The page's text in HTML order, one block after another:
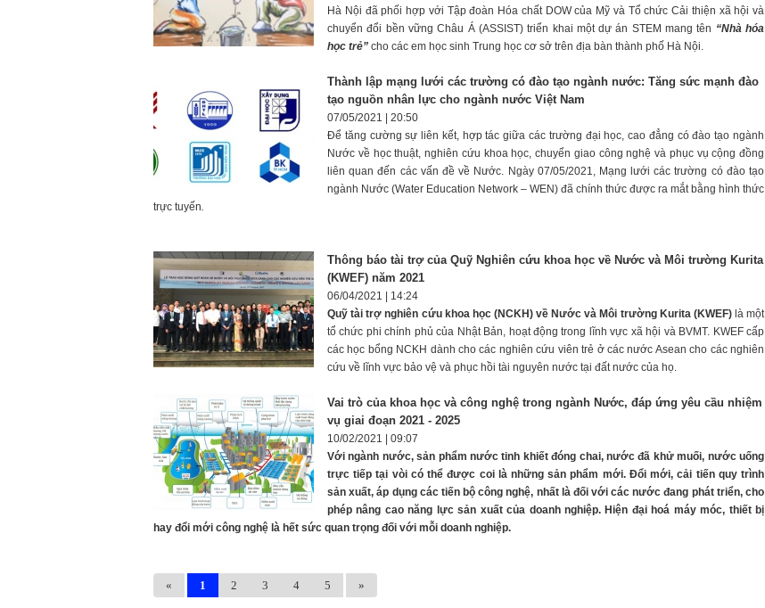
Hà Nội đã phối hợp với Tập đoàn Hóa chất DOW của Mỹ và Tổ chức Cải thiện xã hội và
chuyển đổi bền vững Châu Á (ASSIST) triển khai một dự án STEM mang tên “Nhà hóa
học trẻ” cho các em học sinh Trung học cơ sở trên địa bàn thành phố Hà Nội.
Thành lập mạng lưới các trường có đào tạo ngành nước: Tăng sức mạnh đào
tạo nguồn nhân lực cho ngành nước Việt Nam
07/05/2021 | 20:50
Để tăng cường sự liên kết, hợp tác giữa các trường đại học, cao đẳng có đào tạo ngành
Nước về học thuật, nghiên cứu khoa học, chuyển giao công nghệ và phục vụ cộng đồng
liên quan đến các vấn đề về Nước. Ngày 07/05/2021, Mạng lưới các trường có đào tạo
ngành Nước (Water Education Network – WEN) đã chính thức được ra mắt bằng hình thức
trực tuyến.
Thông báo tài trợ của Quỹ Nghiên cứu khoa học về Nước và Môi trường Kurita
(KWEF) năm 2021
06/04/2021 | 14:24
Quỹ tài trợ nghiên cứu khoa học (NCKH) về Nước và Môi trường Kurita (KWEF)là một
tổ chức phi chính phủ của Nhật Bản, hoạt động trong lĩnh vực xã hội và BVMT. KWEF cấp
các học bổng NCKH dành cho các nghiên cứu viên trẻ ở các nước Asean cho các nghiên
cứu về lĩnh vực bảo vệ và phục hồi tài nguyên nước tại đất nước của họ.
Vai trò của khoa học và công nghệ trong ngành Nước, đáp ứng yêu cầu nhiệm
vụ giai đoạn 2021 - 2025
10/02/2021 | 09:07
Với ngành nước, sản phẩm nước tinh khiết đóng chai, nước đã khử muối, nước uống
trực tiếp tại vòi có thể được coi là những sản phẩm mới. Đổi mới, cải tiến quy trình
sản xuất, áp dụng các tiến bộ công nghệ, nhất là đối với các nước đang phát triển, cho
phép nâng cao năng lực sản xuất của doanh nghiệp. Hiện đại hoá máy móc, thiết bị
hay đổi mới công nghệ là hết sức quan trọng đối với mỗi doanh nghiệp.
« 1 2 3 4 5 »